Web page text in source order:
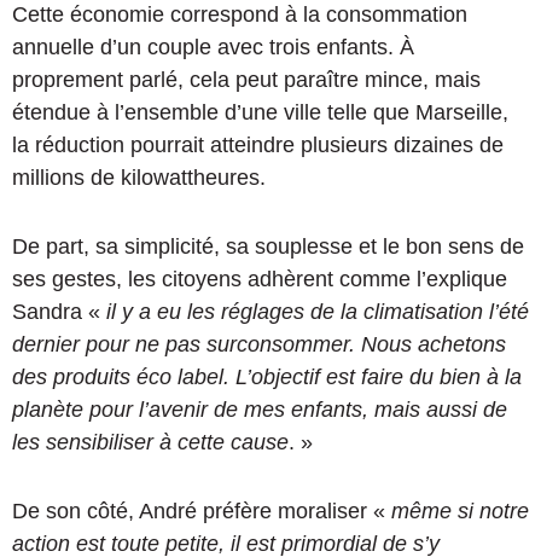
Cette économie correspond à la consommation
annuelle d’un couple avec trois enfants. À
proprement parlé, cela peut paraître mince, mais
étendue à l’ensemble d’une ville telle que Marseille,
la réduction pourrait atteindre plusieurs dizaines de
millions de kilowattheures.
De part, sa simplicité, sa souplesse et le bon sens de
ses gestes, les citoyens adhèrent comme l’explique
Sandra « il y a eu les réglages de la climatisation l’été
dernier pour ne pas surconsommer. Nous achetons
des produits éco label. L’objectif est faire du bien à la
planète pour l’avenir de mes enfants, mais aussi de
les sensibiliser à cette cause. »
De son côté, André préfère moraliser « même si notre
action est toute petite, il est primordial de s’y